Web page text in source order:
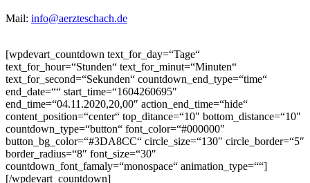
Mail: info@aerzteschach.de
[wpdevart_countdown text_for_day=“Tage“
text_for_hour=“Stunden“ text_for_minut=“Minuten“
text_for_second=“Sekunden“ countdown_end_type=“time“
end_date=““ start_time=“1604260695″
end_time=“04.11.2020,20,00″ action_end_time=“hide“
content_position=“center“ top_ditance=“10″ bottom_distance=“10″
countdown_type=“button“ font_color=“#000000″
button_bg_color=“#3DA8CC“ circle_size=“130″ circle_border=“5″
border_radius=“8″ font_size=“30″
countdown_font_famaly=“monospace“ animation_type=““]
[/wpdevart_countdown]